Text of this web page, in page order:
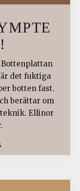
det fuktiga
botten fast.
berättar om
Ellinor